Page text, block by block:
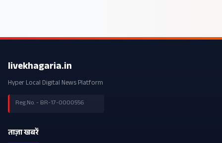
livekhagaria.in
Hyper Local Digital News Platform
Reg.No. - BR-17-0000556
ताज़ा खबरें